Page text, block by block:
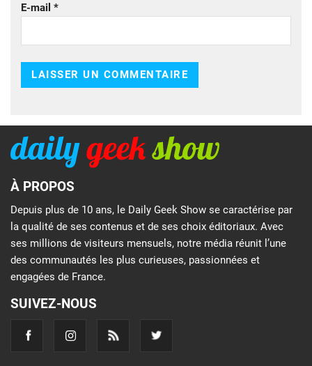
E-mail *
À PROPOS
Depuis plus de 10 ans, le Daily Geek Show se caractérise par
la qualité de ses contenus et de ses choix éditoriaux. Avec
ses millions de visiteurs mensuels, notre média réunit l’une
des communautés les plus curieuses, passionnées et
engagées de France.
SUIVEZ-NOUS